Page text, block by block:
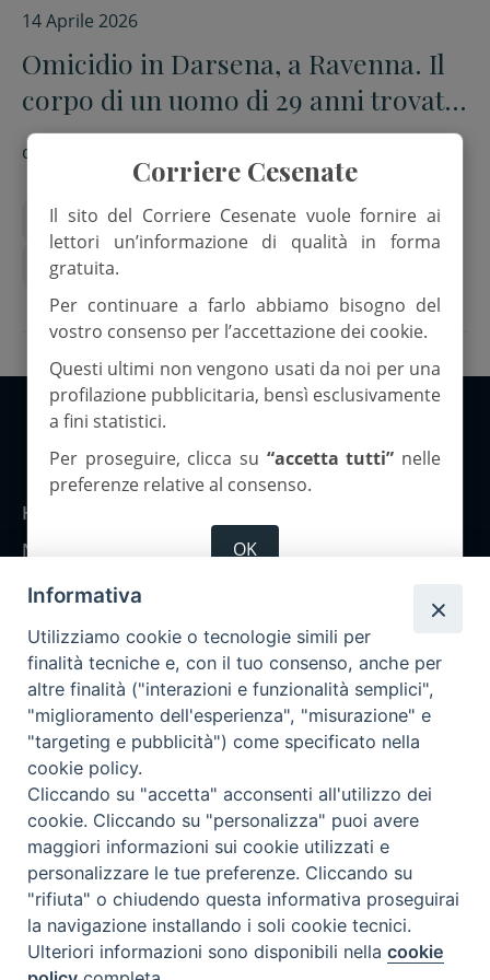
14 Aprile 2026
Omicidio in Darsena, a Ravenna. Il
corpo di un uomo di 29 anni trovato
senza vita
di
autorità portuale Carabinieri darsena
omicidio
Copyright 2026 ©Corriere Cesenate
Home
Notizie
Rubriche
Chi siamo
Come abbonarsi
Contatti
Corriere Cesenate
Il sito del Corriere Cesenate vuole fornire ai
lettori un’informazione di qualità in forma
gratuita.
Per continuare a farlo abbiamo bisogno del
vostro consenso per l’accettazione dei cookie.
Questi ultimi non vengono usati da noi per una
profilazione pubblicitaria, bensì esclusivamente
a fini statistici.
Per proseguire, clicca su “accetta tutti” nelle
preferenze relative al consenso.
OK
Informativa
Utilizziamo cookie o tecnologie simili per
finalità tecniche e, con il tuo consenso, anche per
altre finalità ("interazioni e funzionalità semplici",
"miglioramento dell'esperienza", "misurazione" e
"targeting e pubblicità") come specificato nella
cookie policy.
Cliccando su "accetta" acconsenti all'utilizzo dei
cookie. Cliccando su "personalizza" puoi avere
maggiori informazioni sui cookie utilizzati e
personalizzare le tue preferenze. Cliccando su
"rifiuta" o chiudendo questa informativa proseguirai
la navigazione installando i soli cookie tecnici.
Ulteriori informazioni sono disponibili nellacookie